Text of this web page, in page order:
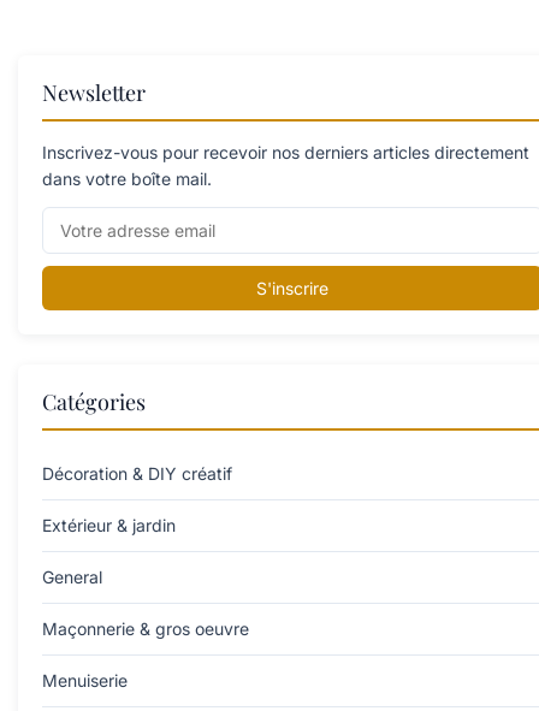
Newsletter
Inscrivez-vous pour recevoir nos derniers articles directement
dans votre boîte mail.
S'inscrire
Catégories
Décoration & DIY créatif
Extérieur & jardin
General
Maçonnerie & gros oeuvre
Menuiserie